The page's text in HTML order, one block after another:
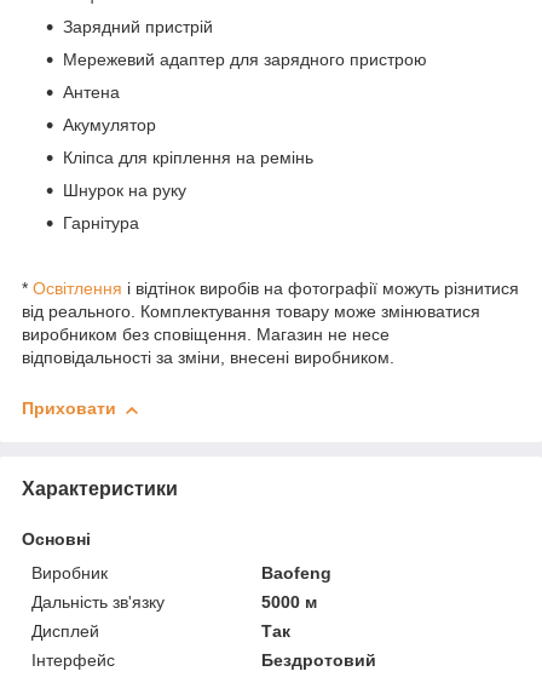
Зарядний пристрій
Мережевий адаптер для зарядного пристрою
Антена
Акумулятор
Кліпса для кріплення на ремінь
Шнурок на руку
Гарнітура
* Освітлення і відтінок виробів на фотографії можуть різнитися
від реального. Комплектування товару може змінюватися
виробником без сповіщення. Магазин не несе
відповідальності за зміни, внесені виробником.
Приховати
Характеристики
Основні
Виробник
Baofeng
Дальність зв'язку
5000 м
Дисплей
Так
Інтерфейс
Бездротовий